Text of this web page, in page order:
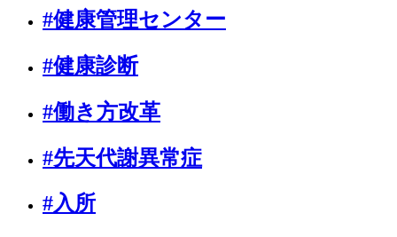
#健康管理センター
#健康診断
#働き方改革
#先天代謝異常症
#入所